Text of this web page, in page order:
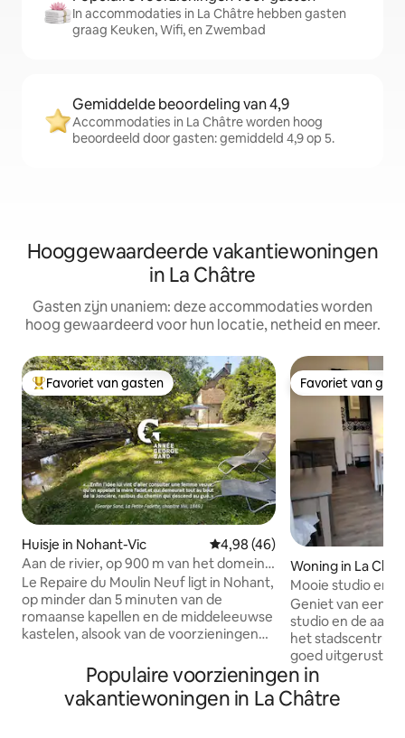
In accommodaties in La Châtre hebben gasten
graag Keuken, Wifi, en Zwembad
Gemiddelde beoordeling van 4,9
Accommodaties in La Châtre worden hoog
beoordeeld door gasten: gemiddeld 4,9 op 5.
Hooggewaardeerde vakantiewoningen
in La Châtre
Gasten zijn unaniem: deze accommodaties worden
hoog gewaardeerd voor hun locatie, netheid en meer.
Topfavoriet van gasten
Favoriet van gasten
Huisje in Nohant-Vic Gemiddelde beoordeling van
4,98 (46)
Aan de rivier, op 900 m van het domein
G. SAND
Le Repaire du Moulin Neuf ligt in Nohant,
op minder dan 5 minuten van de
romaanse kapellen en de middeleeuwse
kastelen, alsook van de voorzieningen
omdat het het authentieke 'thuis' is van
de heldin van de roman 'La Petite
Fadette' en de ingang zich bevindt aan
Favoriet van
Favoriet van
Woning in La
Mooie studio en
centrum
Geniet van een
studio en de
het stadscentrum van
goed uitgeruste
voorziene studio
voor 1 of 2
aanwezig.
Populaire voorzieningen in
vakantiewoningen in La Châtre